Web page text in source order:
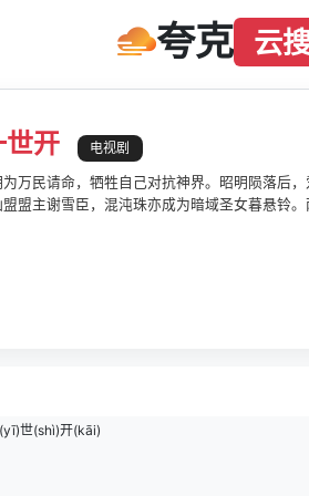
夸克 云
世开 电视剧
为万民请命，牺牲自己对抗神界。昭明陨落后
盟主谢雪臣，混沌珠亦成为暗域圣女暮悬铃
器混沌珠的阴谋中，两人陷入生死考验。暮悬
世(shì)开(kāi)